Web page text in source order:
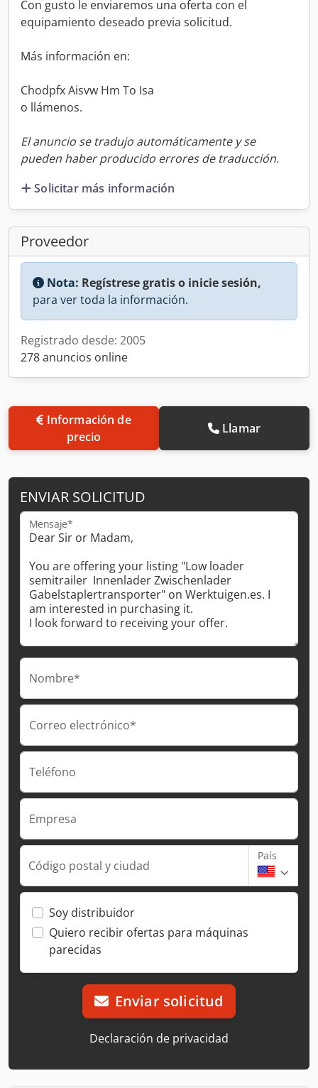
Con gusto le enviaremos una oferta con el
equipamiento deseado previa solicitud.
Más información en:
Chodpfx Aisvw Hm To Isa
o llámenos.
El anuncio se tradujo automáticamente y se
pueden haber producido errores de traducción.
Solicitar más información
Proveedor
Nota: Regístrese gratis o inicie sesión,
para ver toda la información.
Registrado desde: 2005
278 anuncios online
precio
Llamar
ENVIAR SOLICITUD
Mensaje*
Nombre*
Correo electrónico*
Teléfono
Empresa
Código postal y ciudad
País
Soy distribuidor
Quiero recibir ofertas para máquinas
parecidas
Enviar solicitud
Declaración de privacidad